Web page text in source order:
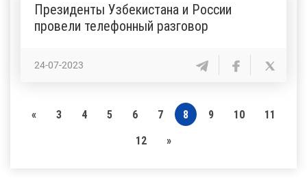
Президенты Узбекистана и России
провели телефонный разговор
24-07-2023
« 3 4 5 6 7 8 9 10
11
12
»